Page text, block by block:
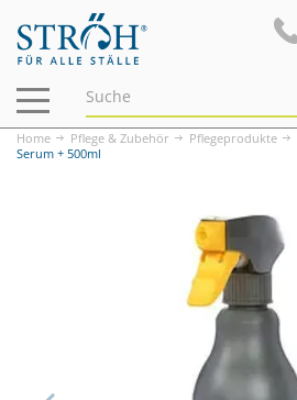
Navigation
ein-/ausblenden
Home Pflege & Zubehör Pflegeprodukte
Serum + 500ml